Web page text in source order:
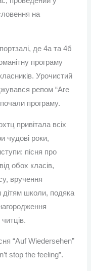
на
де 4а та 4б
програму
Урочистий
репом “Are
програму.
привітала всіх
чудові роки,
пісня про
обох класів,
вручення
дітям школи, подяка
“Auf Wiedersehen”
stop the feeling”.